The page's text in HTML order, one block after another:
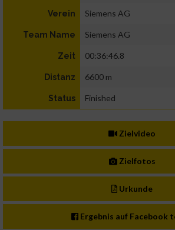
Verein Siemens AG
Team Name Siemens AG
Zeit 00:36:46.8
Distanz 6600 m
Status Finished
Zielvideo
Zielfotos
Urkunde
Ergebnis auf Facebook